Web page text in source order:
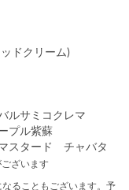
ドクリーム)
ルサミコクレマ
プル紫蘇
スタード チャバタ
ざいます
ることもございます。予